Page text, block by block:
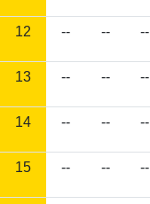
12 -- -- --
13 -- -- --
14 -- -- --
15 -- -- --